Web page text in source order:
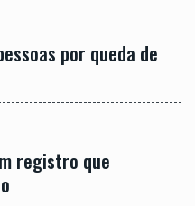
por queda de
registro que